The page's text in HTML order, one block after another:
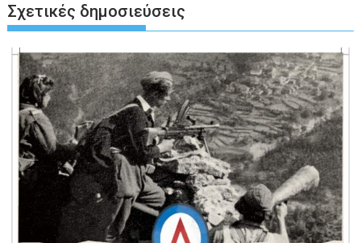
Σχετικές δημοσιεύσεις